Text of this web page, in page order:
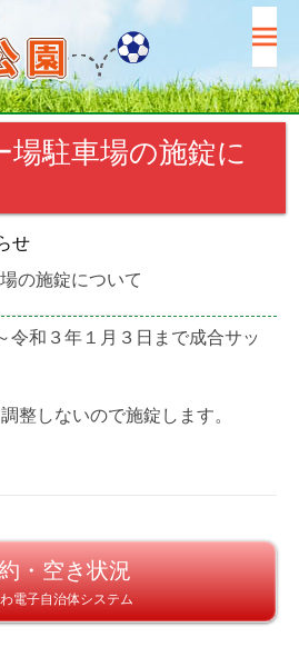
場駐車場の施錠に
せ
の施錠について
令和３年１月３日まで成合サッ
整しないので施錠します。
・空き状況
電子自治体システム